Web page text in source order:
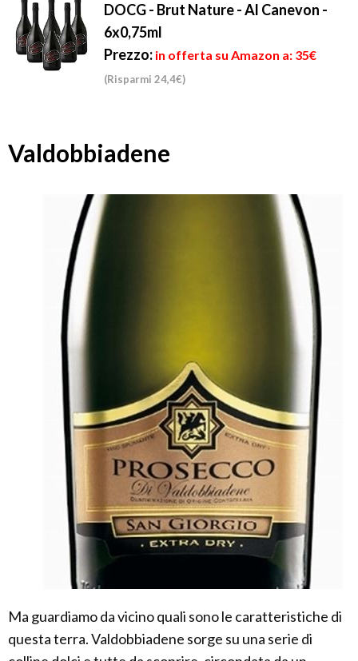
DOCG - Brut Nature - Al Canevon -
6x0,75ml
Prezzo: in offerta su Amazon a: 35€
(Risparmi 24,4€)
Valdobbiadene
Ma guardiamo da vicino quali sono le caratteristiche di
questa terra. Valdobbiadene sorge su una serie di